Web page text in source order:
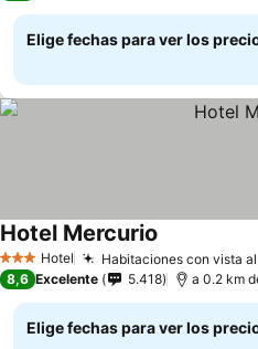
Elige fechas para ver los
3 Estrellas
Hotel Habitaciones con vista
Hotel Mercurio
8,6 Excelente 5.418 a 0.2 km
Elige fechas para ver los